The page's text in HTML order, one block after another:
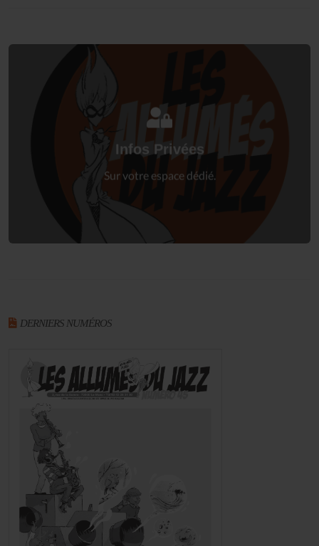
Infos Privées
Sur votre espace dédié.
Connectez-vous
DERNIERS NUMÉROS